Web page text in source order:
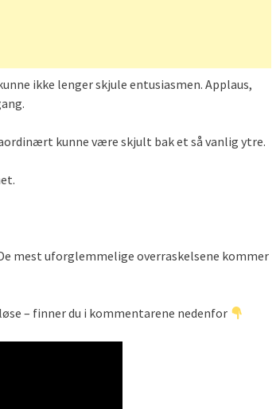
ikke lenger skjule entusiasmen. Applaus,
kunne være skjult bak et så vanlig ytre.
mest uforglemmelige overraskelsene kommer
– finner du i kommentarene nedenfor